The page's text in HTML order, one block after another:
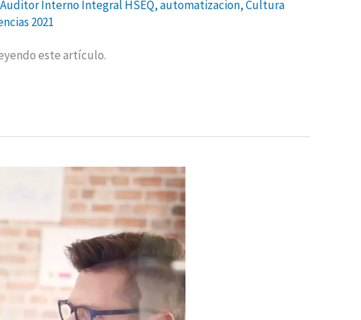
Auditor Interno Integral HSEQ,automatizacion,Cultura
2021
este artículo.